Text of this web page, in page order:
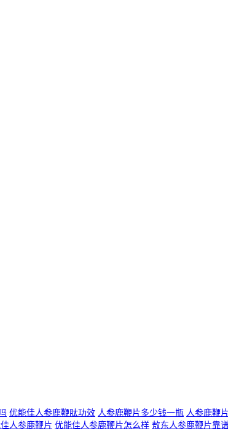
优能佳人参鹿鞭肽功效 人参鹿鞭片多少钱一瓶 人参鹿鞭
人参鹿鞭片 优能佳人参鹿鞭片怎么样 敖东人参鹿鞭片靠